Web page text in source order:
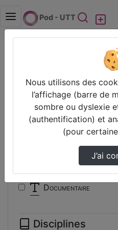
Pod - UTT
Filtres
Types
Animation
Conférence
Cours
Documentaire
Interview
Disciplines
Nous utilisons des
l’affichage (barre de
sombre ou dyslexie
(authentification) et
(pour
J’ai